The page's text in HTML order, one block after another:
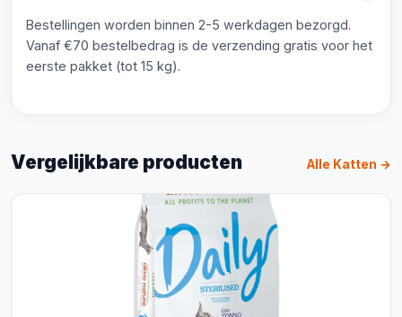
Bestellingen worden binnen 2-5 werkdagen bezorgd.
Vanaf €70 bestelbedrag is de verzending gratis voor het
eerste pakket (tot 15 kg).
Vergelijkbare producten Alle Katten →